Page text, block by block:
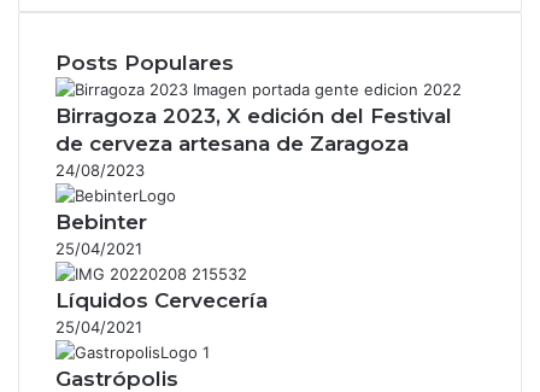
Posts Populares
Birragoza 2023, X edición del Festival
de cerveza artesana de Zaragoza
24/08/2023
Bebinter
25/04/2021
Líquidos Cervecería
25/04/2021
Gastrópolis